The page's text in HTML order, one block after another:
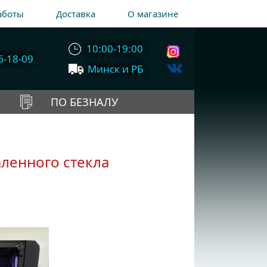
Доставка О магазине
18-09
10:00-19:00
Минск и РБ
ПО БЕЗНАЛУ
стекла